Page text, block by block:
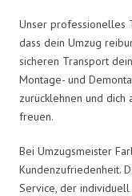
Unser professionelles
dass dein Umzug
sicheren Transport
Montage- und
zurücklehnen und dich
freuen.
Bei Umzugsmeister
Kundenzufriedenheit.
Service, der individuell